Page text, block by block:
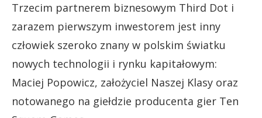
Trzecim partnerem biznesowym Third Dot i
zarazem pierwszym inwestorem jest inny
człowiek szeroko znany w polskim światku
nowych technologii i rynku kapitałowym:
Maciej Popowicz, założyciel Naszej Klasy oraz
notowanego na giełdzie producenta gier Ten